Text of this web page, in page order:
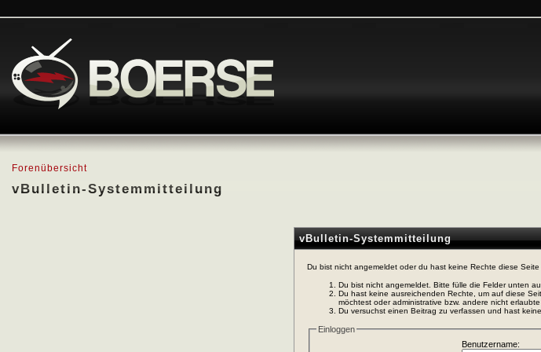
Forenübersicht
vBulletin-Systemmitteilung
vBulletin-Systemmitteilung
Du bist nicht angemeldet oder du hast keine Rechte diese
Du bist nicht angemeldet. Bitte fülle die Felder unten
Du hast keine ausreichenden Rechte, um auf diese
möchtest oder administrative bzw. andere nicht
Du versuchst einen Beitrag zu verfassen und hast
Einloggen
Benutzername: